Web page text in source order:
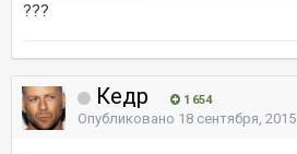
???
Кедр 1 654
Опубликовано 18 сентября, 2015